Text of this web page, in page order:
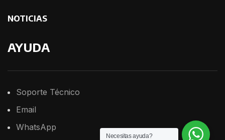
NOTICIAS
AYUDA
Soporte Técnico
Email
WhatsApp
Necesitas ayuda?